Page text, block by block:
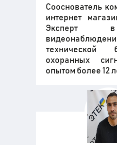
Сооснователь
интернет
Эксперт
технической
охоранных
опытом более 12